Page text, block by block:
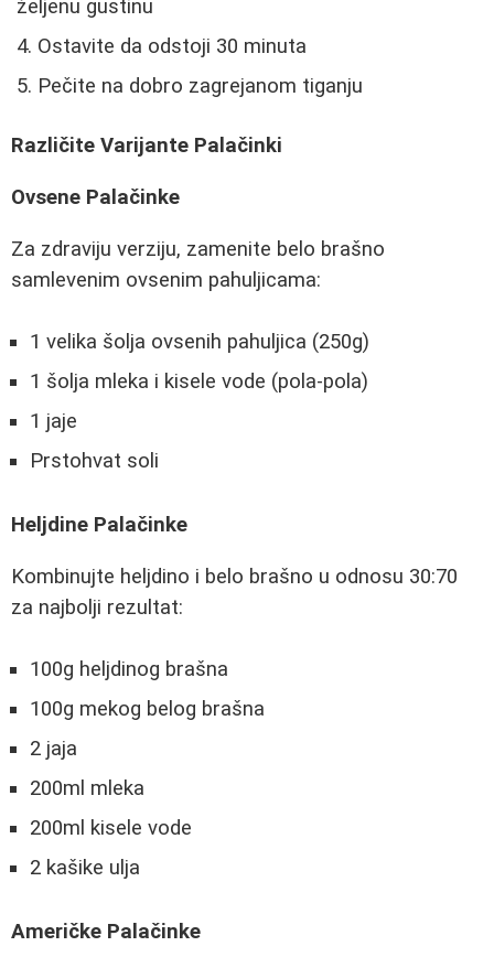
željenu gustinu
Ostavite da odstoji 30 minuta
Pečite na dobro zagrejanom tiganju
Različite Varijante Palačinki
Ovsene Palačinke
Za zdraviju verziju, zamenite belo brašno
samlevenim ovsenim pahuljicama:
1 velika šolja ovsenih pahuljica (250g)
1 šolja mleka i kisele vode (pola-pola)
1 jaje
Prstohvat soli
Heljdine Palačinke
Kombinujte heljdino i belo brašno u odnosu 30:70
za najbolji rezultat:
100g heljdinog brašna
100g mekog belog brašna
2 jaja
200ml mleka
200ml kisele vode
2 kašike ulja
Američke Palačinke